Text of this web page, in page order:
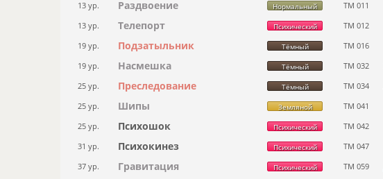
13 ур. Раздвоение Нормальный
13 ур. Телепорт Психический
19 ур. Подзатыльник Тёмный
19 ур. Насмешка Тёмный
25 ур. Преследование Тёмный
25 ур. Шипы Земляной
25 ур. Психошок Психический
31 ур. Психокинез Психический
37 ур. Гравитация Психический
ТМ 011
ТМ 012
ТМ 016
ТМ 032
ТМ 034
ТМ 041
ТМ 042
ТМ 047
ТМ 059